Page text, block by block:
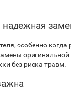
особенно когда
без риска травм.